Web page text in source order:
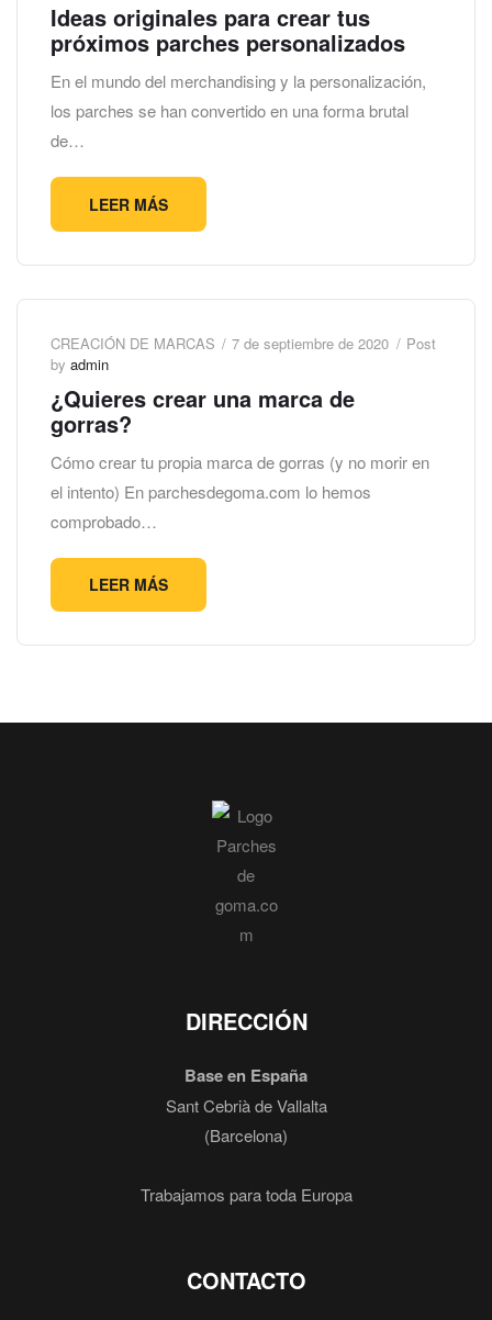
Ideas originales para crear tus
próximos parches personalizados
En el mundo del merchandising y la personalización,
los parches se han convertido en una forma brutal
de…
LEER MÁS
CREACIÓN DE MARCAS 7 de septiembre de 2020
Post
by admin
¿Quieres crear una marca de
gorras?
Cómo crear tu propia marca de gorras (y no morir en
el intento) En parchesdegoma.com lo hemos
comprobado…
LEER MÁS
DIRECCIÓN
Base en España
Sant Cebrià de Vallalta
(Barcelona)
Trabajamos para toda Europa
CONTACTO